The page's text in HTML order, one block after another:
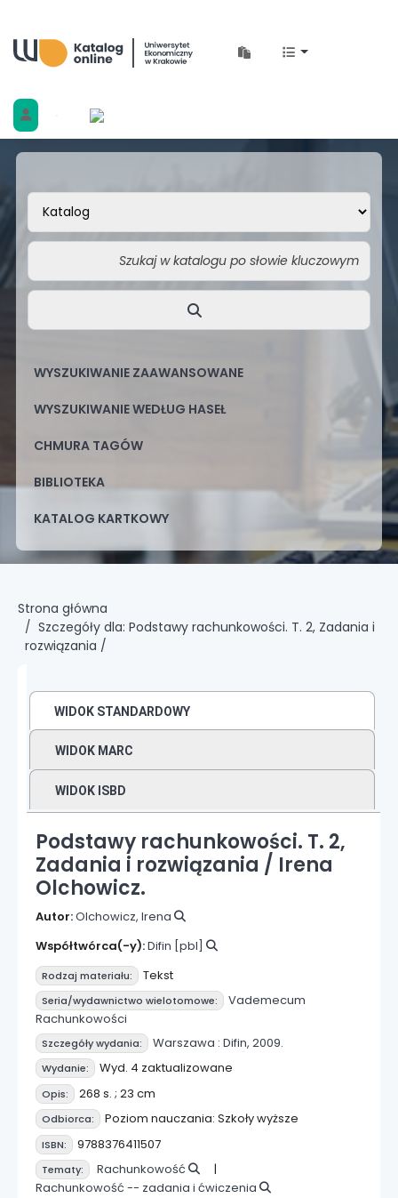
Biblioteka Uniwersytetu Ekonomicznego w
WYSZUKIWANIE ZAAWANSOWANE
WYSZUKIWANIE WEDŁUG HASEŁ
CHMURA TAGÓW
BIBLIOTEKA
KATALOG KARTKOWY
Strona główna
Szczegóły dla: Podstawy rachunkowości. T. 2, Zadania i
rozwiązania /
WIDOK STANDARDOWY
WIDOK MARC
WIDOK ISBD
Podstawy rachunkowości. T. 2,
Zadania i rozwiązania / Irena
Olchowicz.
Autor:Olchowicz, Irena
Współtwórca(-y):Difin [pbl]
Rodzaj materiału: Tekst
Seria/wydawnictwo wielotomowe:
Vademecum
Rachunkowości
Szczegóły wydania: Warszawa : Difin, 2009.
Wydanie: Wyd. 4 zaktualizowane
Opis: 268 s. ; 23 cm
Odbiorca: Poziom nauczania: Szkoły wyższe
ISBN: 9788376411507
Tematy:
Rachunkowość
Rachunkowość -- zadania i ćwiczenia